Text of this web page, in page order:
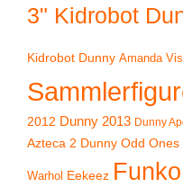
3" Kidrobot
Kidrobot Dunny Amanda
2012 Dunny 2013 Dunny
Azteca 2 Dunny Odd Ones
Warhol Eekeez